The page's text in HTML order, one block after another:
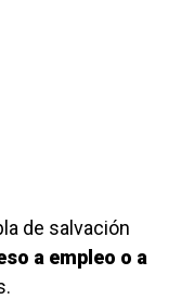
de salvación
a empleo o a